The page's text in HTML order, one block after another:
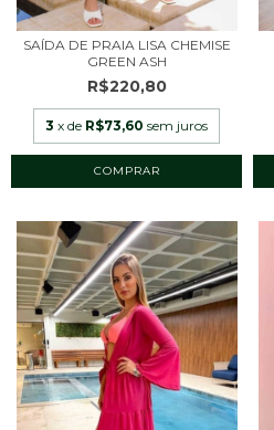
SAÍDA DE PRAIA LISA CHEMISE
GREEN ASH
R$220,80
3 x de R$73,60 sem juros
COMPRAR